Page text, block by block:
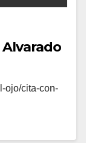
Alvarado
ojo/cita-con-